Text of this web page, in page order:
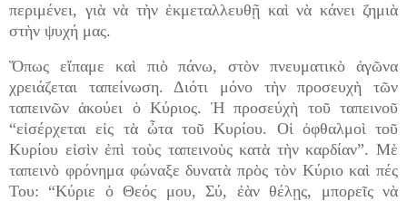
περιμένει, γιὰ νὰ τὴν ἐκμεταλλευθῇ καὶ νὰ κάνει ζημιὰ
στὴν ψυχή μας.
Ὅπως εἴπαμε καὶ πιὸ πάνω, στὸν πνευματικὸ ἀγῶνα
χρειάζεται ταπείνωση. Διότι μόνο τὴν προσευχὴ τῶν
ταπεινῶν ἀκούει ὁ Κύριος. Ἡ προσεύχὴ τοῦ ταπεινοῦ
“εἰσέρχεται εἰς τὰ ὦτα τοῦ Κυρίου. Οἱ ὀφθαλμοὶ τοῦ
Κυρίου εἰσὶν ἐπὶ τοὺς ταπεινοὺς κατὰ τὴν καρδίαν”. Μὲ
ταπεινὸ φρόνημα φώναξε δυνατὰ πρὸς τὸν Κύριο καὶ πές
Του: “Κύριε ὁ Θεός μου, Σύ, ἐὰν θέλῃς, μπορεῖς νὰ